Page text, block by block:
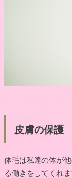
皮膚の保護
体毛は私達の体が
る働きをしてくれま